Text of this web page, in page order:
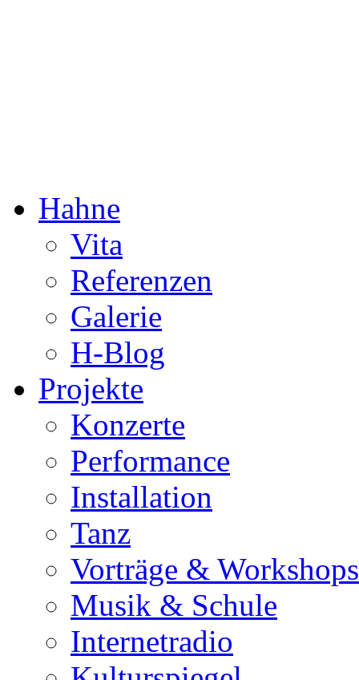
Hahne
Vita
Referenzen
Galerie
H-Blog
Projekte
Konzerte
Performance
Installation
Tanz
Vorträge & Workshops
Musik & Schule
Internetradio